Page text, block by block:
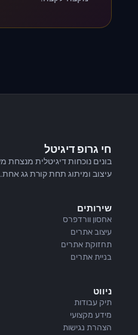
חי גרופ דיגיטל
עיצוב ומיתוג תחת קורת גג אחת.
שירותים
אחסון וורדפרס
עיצוב אתרים
תחזוקת אתרים
בניית אתרים
ניווט
תיק עבודות
מידע מקצועי
הצהרת נגישות